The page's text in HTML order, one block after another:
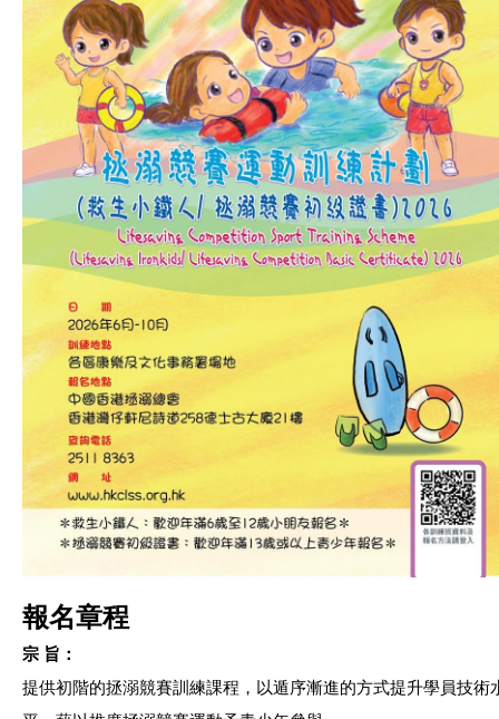
報名章程
宗 旨：
提供初階的拯溺競賽訓練課程，以遁序漸進的方式提升學員技術